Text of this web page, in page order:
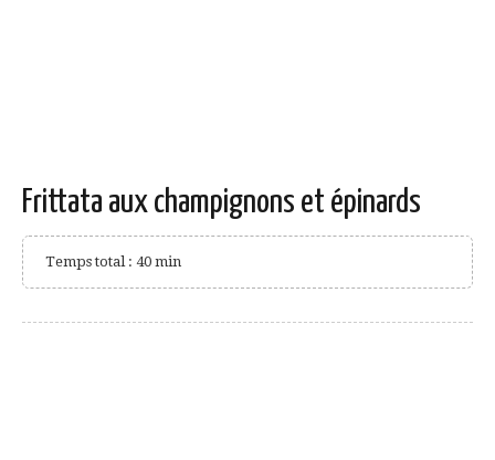
Frittata aux champignons et épinards
Temps total : 40 min